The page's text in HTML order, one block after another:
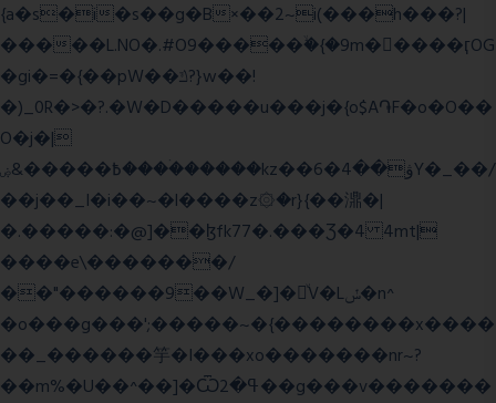
{a�s�i�s��g�B×��2~i(���h���?|
�����L.NO�.#O9�����ۙ�{�9m��ً���ӷOG
�gi�=�{��pW��ݿ?}w��!
�)_0R�>�?.�W�D�����u���j�{o$A֏F�o�O��
O�j�|
߿�����&ۻ����ۛ�����kz��ۋ��4�6Y�_��/
��j��_I�i��~�l����z۞�r}{��濎�|
�.�����:�@]��ɮfk77�.���Ʒ�4 4mt|
����e\�������/
��"������9��W_�]�ͮV�Lݽ�n^
�o���g���';�����~�{��������x����
��_������竽�I���xo�������nr~?
��m%�U��^��]�Ѿߟ�2��g���v�������